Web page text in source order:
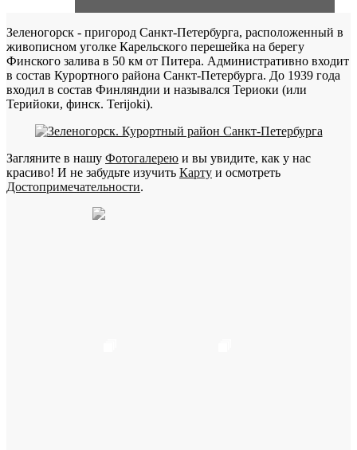
Зеленогорск - пригород Санкт-Петербурга, расположенный в
живописном уголке Карельского перешейка на берегу
Финского залива в 50 км от Питера. Административно входит
в состав Курортного района Санкт-Петербурга. До 1939 года
входил в состав Финляндии и назывался Териоки (или
Терийоки, финск. Terijoki).
Загляните в нашу Фотогалерею и вы увидите, как у нас
красиво! И не забудьте изучить Карту и осмотреть
Достопримечательности.